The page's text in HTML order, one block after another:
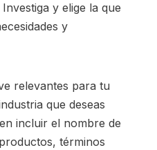
y elige la que
y
relevantes para tu
que deseas
incluir el nombre de
términos